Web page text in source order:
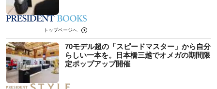
トップページへ
70モデル超の「スピードマスター」から自分
らしい一本を。日本橋三越でオメガの期間限
定ポップアップ開催